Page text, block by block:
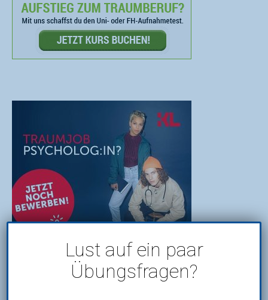
Diese Werbefläche buchen
Lust auf ein paar
Übungsfragen?